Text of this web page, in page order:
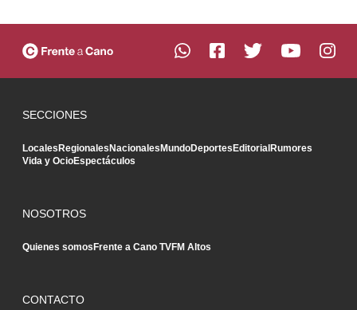
SECCIONES
LocalesRegionalesNacionalesMundoDeportesEditorialRumores
Vida y OcioEspectáculos
NOSOTROS
Quienes somosFrente a Cano TVFM Altos
CONTACTO